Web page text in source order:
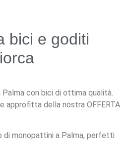
bici e goditi
con bici di ottima qualità.
approfitta della nostra OFFERTA
di monopattini a Palma, perfetti